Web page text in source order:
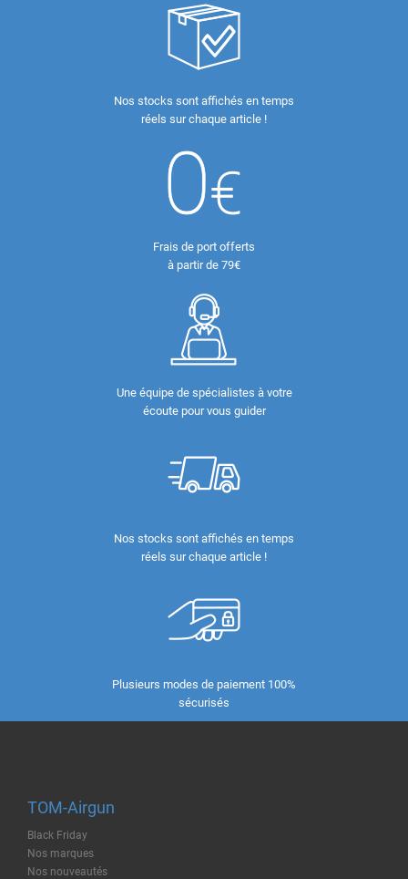
Nos stocks sont affichés en temps
réels sur chaque article !
Frais de port offerts
à partir de 79€
Une équipe de spécialistes à votre
écoute pour vous guider
Nos stocks sont affichés en temps
réels sur chaque article !
Plusieurs modes de paiement 100%
sécurisés
TOM-Airgun
Black Friday
Nos marques
Nos nouveautés